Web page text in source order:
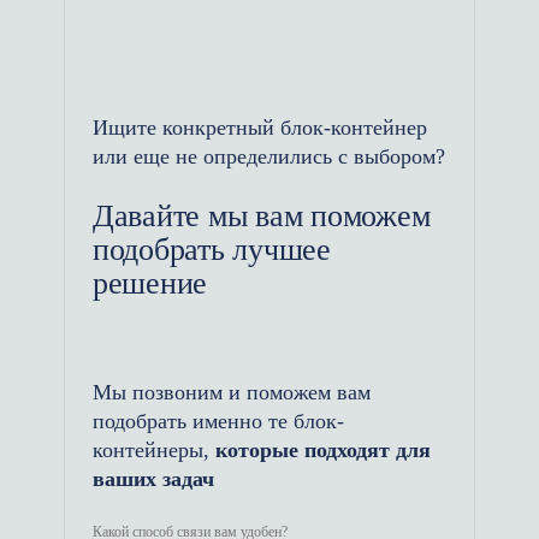
Здание не деформируется ни от
работы оборудования, ни от
по бездорожью.
Износостойкий пол: В
или рифленый стальной лист.
Такое основание не боится
падения тяжелых металлических
деталей, проливов горюче-
смазочных материалов (ГСМ) и
Ищите конкретный блок-контейнер
или еще не определились с выбором?
Давайте мы вам поможем
подобрать лучшее
решение
Мы позвоним и поможем вам
подобрать именно те блок-
контейнеры, которые подходят для
ваших задач
Какой способ связи вам удобен?